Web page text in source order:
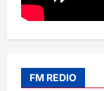
FM REDIO